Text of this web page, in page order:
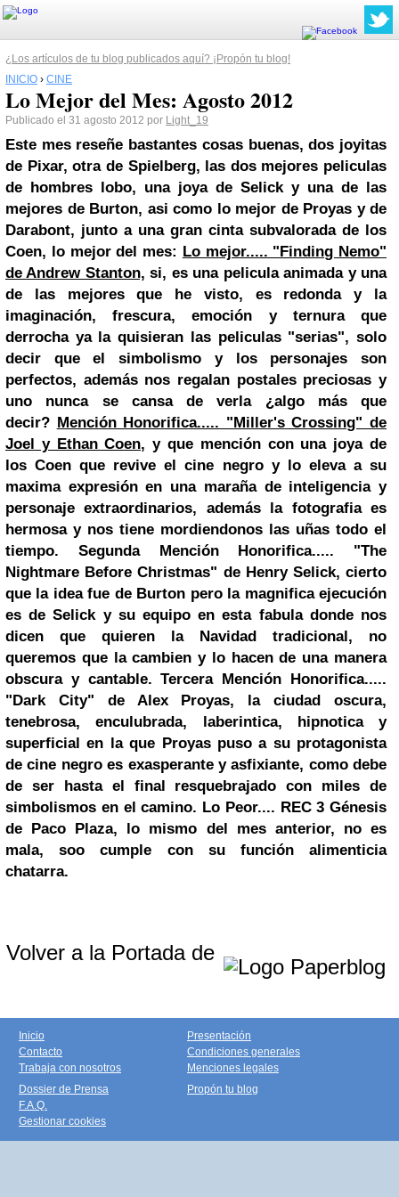
¿Los artículos de tu blog publicados aquí? ¡Propón tu blog!
INICIO › CINE
Lo Mejor del Mes: Agosto 2012
Publicado el 31 agosto 2012 por Light_19
Este mes reseñe bastantes cosas buenas, dos joyitas
de Pixar, otra de Spielberg, las dos mejores peliculas
de hombres lobo, una joya de Selick y una de las
mejores de Burton, asi como lo mejor de Proyas y de
Darabont, junto a una gran cinta subvalorada de los
Coen, lo mejor del mes: Lo mejor..... "Finding Nemo"
de Andrew Stanton, si, es una pelicula animada y una
de las mejores que he visto, es redonda y la
imaginación, frescura, emoción y ternura que
derrocha ya la quisieran las peliculas "serias", solo
decir que el simbolismo y los personajes son
perfectos, además nos regalan postales preciosas y
uno nunca se cansa de verla ¿algo más que
decir? Mención Honorifica..... "Miller's Crossing" de
Joel y Ethan Coen, y que mención con una joya de
los Coen que revive el cine negro y lo eleva a su
maxima expresión en una maraña de inteligencia y
personaje extraordinarios, además la fotografia es
hermosa y nos tiene mordiendonos las uñas todo el
tiempo.
Segunda Mención Honorifica..... "The
Nightmare Before Christmas" de Henry Selick, cierto
que la idea fue de Burton pero la magnifica ejecución
es de Selick y su equipo en esta fabula donde nos
dicen que quieren la Navidad tradicional, no
queremos que la cambien y lo hacen de una manera
obscura y cantable. Tercera Mención Honorifica.....
"Dark City" de Alex Proyas,
la ciudad oscura,
tenebrosa, enculubrada, laberintica, hipnotica y
superficial en la que Proyas puso a su protagonista
de cine negro es exasperante y asfixiante, como debe
de ser hasta el final resquebrajado con miles de
simbolismos en el camino. Lo Peor.... REC 3 Génesis
de Paco Plaza,
lo mismo del mes anterior, no es
mala, soo cumple con su función alimenticia
chatarra.
Volver a la Portada de
Inicio
Contacto
Trabaja con nosotros
Presentación
Condiciones generales
Menciones legales
Dossier de Prensa
F.A.Q.
Gestionar cookies
Propón tu blog